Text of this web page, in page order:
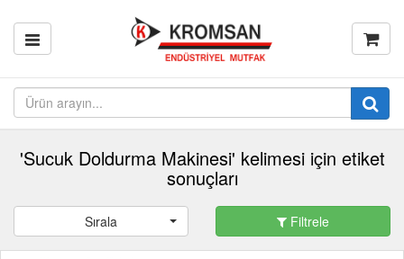
'Sucuk Doldurma Makinesi' kelimesi için etiket
sonuçları
Sırala Filtrele